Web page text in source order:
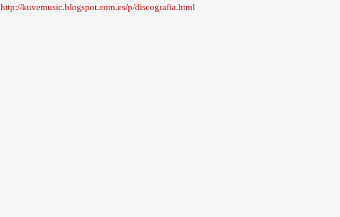
http://kuvemusic.blogspot.com.es/p/discografia.html